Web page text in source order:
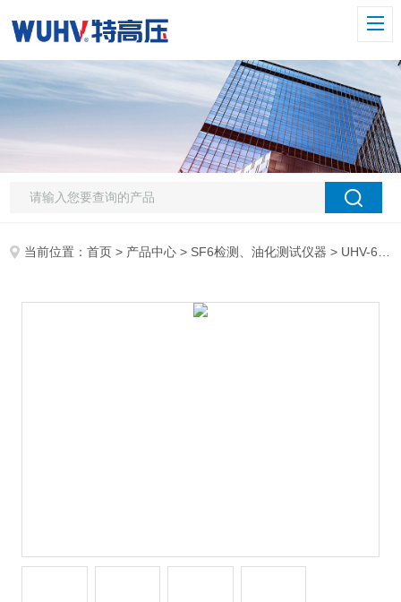
当前位置：首页 > 产品中心 > SF6检测、油化测试仪器 > UHV-605 SF6纯度分析仪